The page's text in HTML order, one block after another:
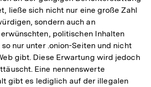
ließe sich nicht nur eine große Zahl
sondern auch an
politischen Inhalten
nur unter .onion-Seiten und nicht
gibt. Diese Erwartung wird jedoch
Eine nennenswerte
gibt es lediglich auf der illegalen